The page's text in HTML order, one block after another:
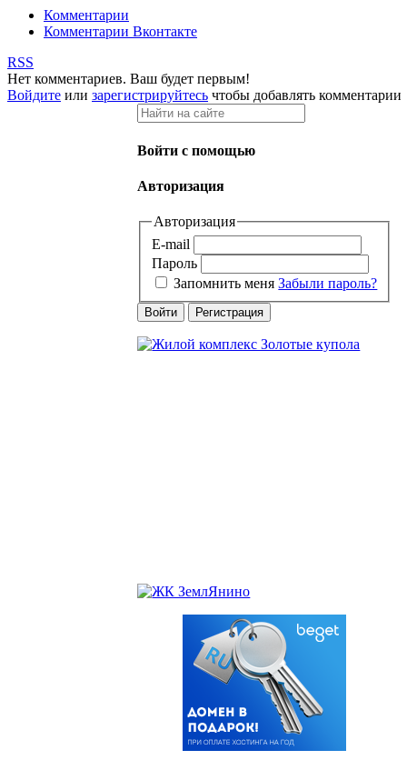
Комментарии
Комментарии Вконтакте
RSS
Нет комментариев. Ваш будет первым!
Войдите или зарегистрируйтесь чтобы добавлять комментарии
Войти с помощью
Авторизация
Авторизация
E-mail
Пароль
Запомнить меня Забыли пароль?
Войти Регистрация